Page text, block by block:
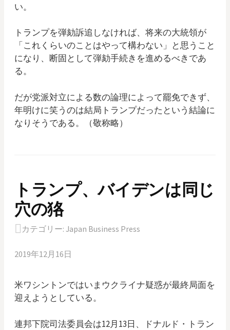
い。
トランプを弾劾訴追しなければ、将来の大統領が
「これくらいのことはやって構わない」と思うこと
になり、断固として弾劾手続きを進めるべきであ
る。
だが党派対立による数の論理によって罷免できず、
年明けに笑うのは結局トランプだったという結論に
なりそうである。（敬称略）
トランプ、バイデンは同じ
穴の狢
カテゴリー: Japan Business Press
2019年12月16日
米ワシントンではいまウクライナ疑惑が最終局面を
迎えようとしている。
連邦下院司法委員会は12月13日、ドナルド・トラン